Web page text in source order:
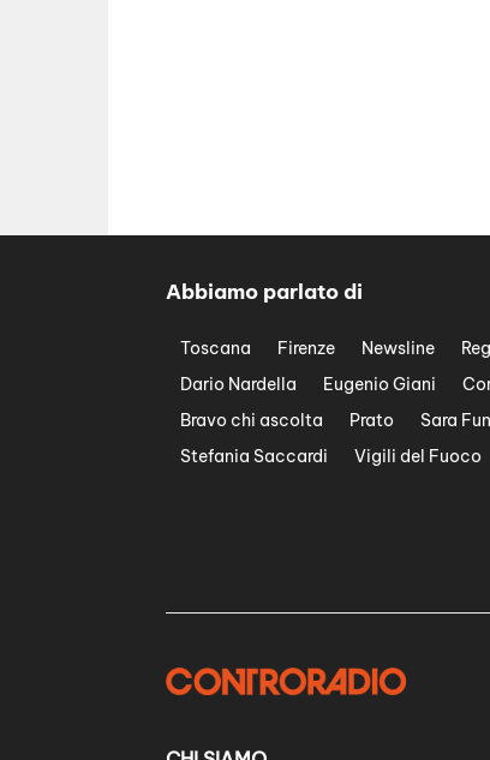
Abbiamo parlato di
Toscana Firenze Newsline
Dario Nardella
Eugenio Giani
Bravo chi ascolta
Prato Sara
Stefania Saccardi
Vigili del Fuoco